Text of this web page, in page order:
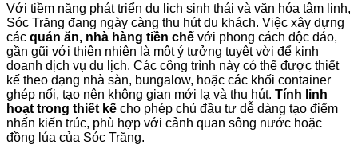
Với tiềm năng phát triển du lịch sinh thái và văn hóa tâm linh,
Sóc Trăng đang ngày càng thu hút du khách. Việc xây dựng
các quán ăn, nhà hàng tiền chế với phong cách độc đáo,
gần gũi với thiên nhiên là một ý tưởng tuyệt vời để kinh
doanh dịch vụ du lịch. Các công trình này có thể được thiết
kế theo dạng nhà sàn, bungalow, hoặc các khối container
ghép nối, tạo nên không gian mới lạ và thu hút. Tính linh
hoạt trong thiết kế cho phép chủ đầu tư dễ dàng tạo điểm
nhấn kiến trúc, phù hợp với cảnh quan sông nước hoặc
đồng lúa của Sóc Trăng.